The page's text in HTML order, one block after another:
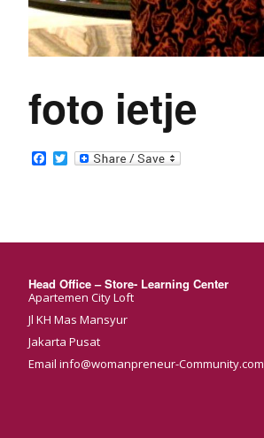
foto ietje
Facebook
Twitter
Head Office – Store- Learning Center
Apartemen City Loft
Jl KH Mas Mansyur
Jakarta Pusat
Email info@womanpreneur-Community.com